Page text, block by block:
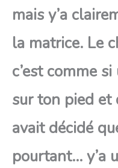
mais y’a
la matrice. Le
c’est comme
sur ton pied et
avait décidé
pourtant… y’a